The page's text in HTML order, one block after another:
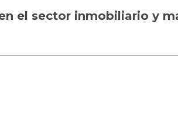
el sector inmobiliario y